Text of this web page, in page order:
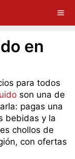
en
para todos
son una de
pagas una
bebidas y la
chollos de
con ofertas